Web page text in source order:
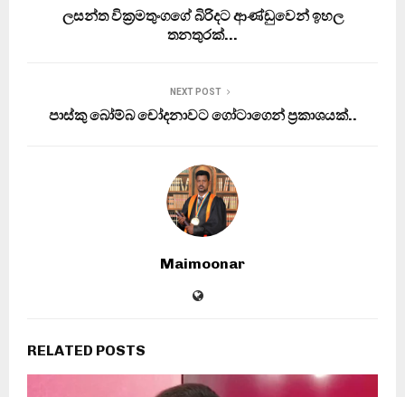
ලසන්ත වික‍්‍රමතුංගගේ බිරිදට ආණ්ඩුවෙන් ඉහල
තනතුරක්…
NEXT POST
පාස්කු බෝම්බ චෝදනාවට ගෝටාගෙන් ප‍්‍රකාශයක්..
Maimoonar
RELATED POSTS